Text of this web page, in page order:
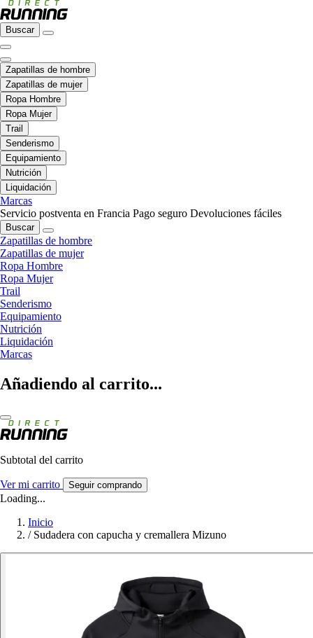
Buscar
Zapatillas de hombre
Zapatillas de mujer
Ropa Hombre
Ropa Mujer
Trail
Senderismo
Equipamiento
Nutrición
Liquidación
Marcas
Servicio postventa en Francia Pago seguro Devoluciones fáciles
Buscar
Zapatillas de hombre
Zapatillas de mujer
Ropa Hombre
Ropa Mujer
Trail
Senderismo
Equipamiento
Nutrición
Liquidación
Marcas
Añadiendo al carrito...
Subtotal del carrito
Ver mi carrito Seguir comprando
Loading...
Inicio
/ Sudadera con capucha y cremallera Mizuno